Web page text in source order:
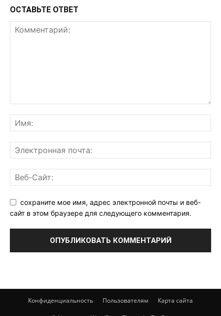
ОСТАВЬТЕ ОТВЕТ
сохраните мое имя, адрес электронной почты и веб-
сайт в этом браузере для следующего комментария.
Конфиденциальность Пользователям Карта сайта